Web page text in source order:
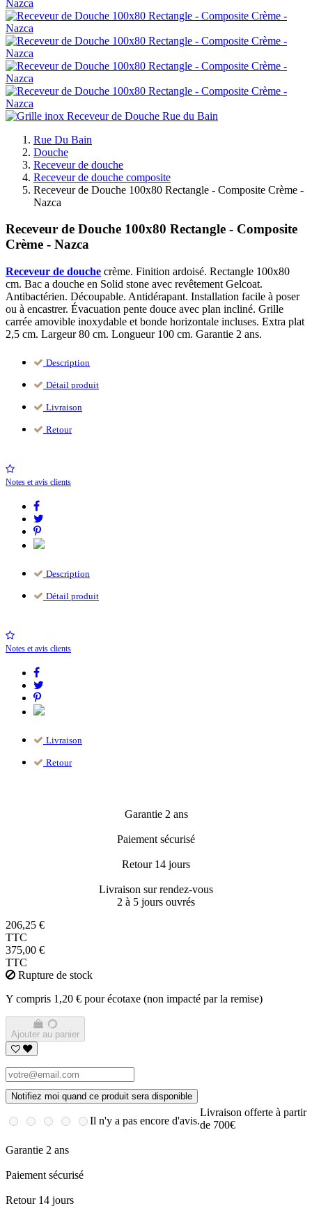
Rue Du Bain
Douche
Receveur de douche
Receveur de douche composite
Receveur de Douche 100x80 Rectangle - Composite Crème -
Nazca
Receveur de Douche 100x80 Rectangle - Composite
Crème - Nazca
Receveur de douche crème. Finition ardoisé. Rectangle 100x80
cm. Bac a douche en Solid stone avec revêtement Gelcoat.
Antibactérien. Découpable. Antidérapant. Installation facile à poser
ou à encastrer. Évacuation pente douce avec plan incliné. Grille
carrée amovible inoxydable et bonde horizontale incluses. Extra plat
2,5 cm. Largeur 80 cm. Longueur 100 cm. Garantie 2 ans.
Description
Détail produit
Livraison
Retour
Notes et avis clients
Description
Détail produit
Notes et avis clients
Livraison
Retour
Garantie 2 ans
Paiement sécurisé
Retour 14 jours
Livraison sur rendez-vous
2 à 5 jours ouvrés
206,25 €
TTC
375,00 €
TTC
Rupture de stock
Y compris 1,20 € pour écotaxe (non impacté par la remise)
Ajouter au panier
Notifiez moi quand ce produit sera disponible
Il n'y a pas encore d'avis.
Livraison offerte à partir
de 700€
Garantie 2 ans
Paiement sécurisé
Retour 14 jours